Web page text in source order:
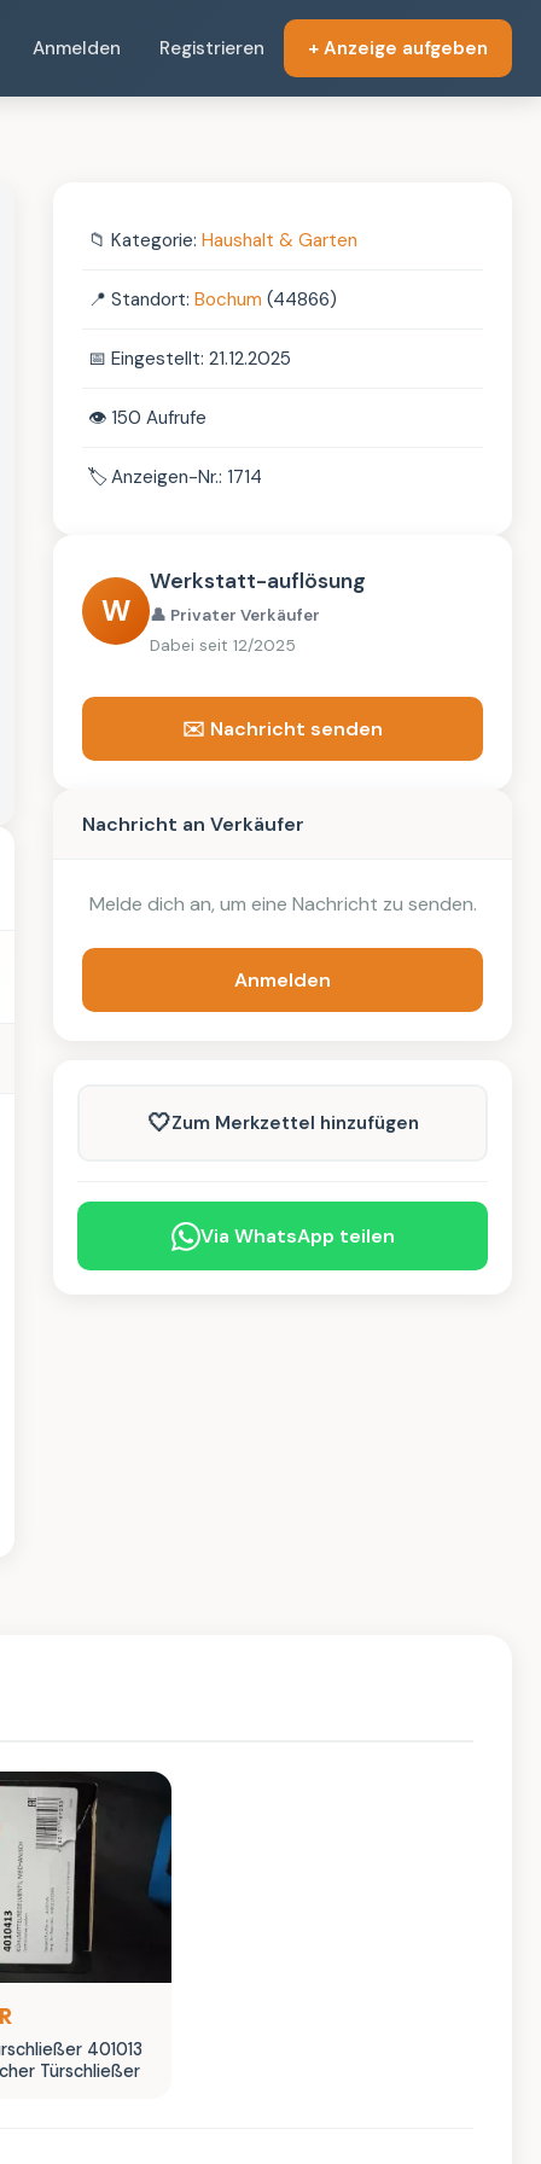
Anmelden Registrieren + Anzeige aufgeben
📁 Kategorie: Haushalt & Garten
📍 Standort: Bochum (44866)
📅 Eingestellt: 21.12.2025
👁️ 150 Aufrufe
🏷️Anzeigen-Nr.: 1714
W
Werkstatt-auflösung
👤 Privater Verkäufer
Dabei seit 12/2025
✉️ Nachricht senden
Nachricht an Verkäufer
Melde dich an, um eine Nachricht zu senden.
Anmelden
🤍Zum Merkzettel hinzufügen
Via WhatsApp teilen
401013
Türschließer